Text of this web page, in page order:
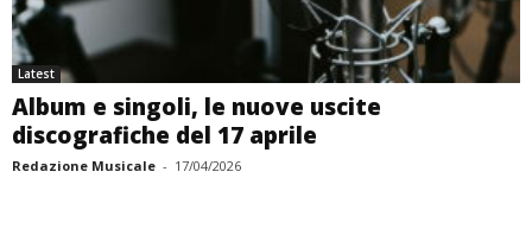
Latest
Album e singoli, le nuove uscite
discografiche del 17 aprile
Redazione Musicale - 17/04/2026